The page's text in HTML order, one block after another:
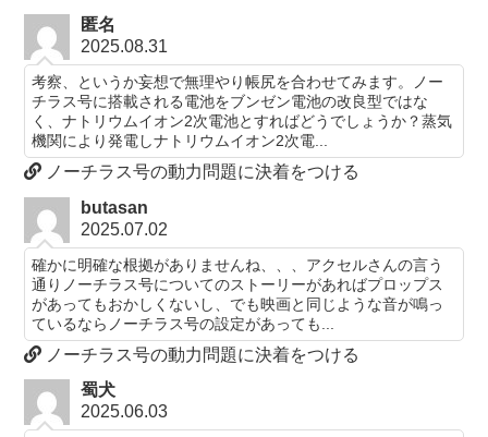
匿名
2025.08.31
考察、というか妄想で無理やり帳尻を合わせてみます。ノー
チラス号に搭載される電池をブンゼン電池の改良型ではな
く、ナトリウムイオン2次電池とすればどうでしょうか？蒸気
機関により発電しナトリウムイオン2次電...
ノーチラス号の動力問題に決着をつける
butasan
2025.07.02
確かに明確な根拠がありませんね、、、アクセルさんの言う
通りノーチラス号についてのストーリーがあればプロップス
があってもおかしくないし、でも映画と同じような音が鳴っ
ているならノーチラス号の設定があっても...
ノーチラス号の動力問題に決着をつける
蜀犬
2025.06.03